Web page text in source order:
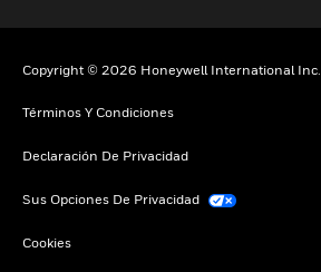
Copyright © 2026 Honeywell International Inc.
Términos Y Condiciones
Declaración De Privacidad
Sus Opciones De Privacidad
Cookies